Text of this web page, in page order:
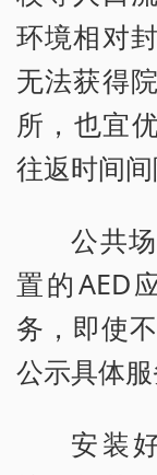
环境相对
无法获得
所，也宜
往返时间间
公共
置的AED
务，即使
公示具体服
安装